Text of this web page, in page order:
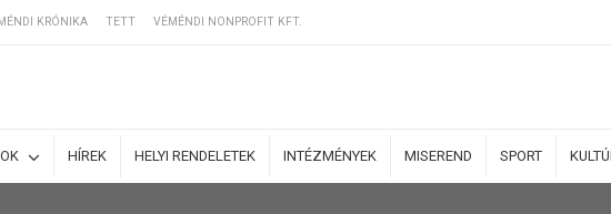
KRÓNIKA TETT VÉMÉNDI NONPROFIT KFT.
HÍREK HELYI RENDELETEK INTÉZMÉNYEK MISEREND SPORT